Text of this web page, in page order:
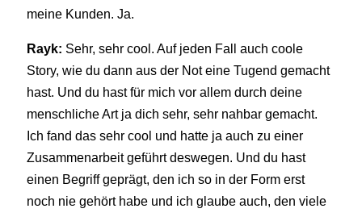
meine Kunden. Ja.
Rayk: Sehr, sehr cool. Auf jeden Fall auch coole
Story, wie du dann aus der Not eine Tugend gemacht
hast. Und du hast für mich vor allem durch deine
menschliche Art ja dich sehr, sehr nahbar gemacht.
Ich fand das sehr cool und hatte ja auch zu einer
Zusammenarbeit geführt deswegen. Und du hast
einen Begriff geprägt, den ich so in der Form erst
noch nie gehört habe und ich glaube auch, den viele